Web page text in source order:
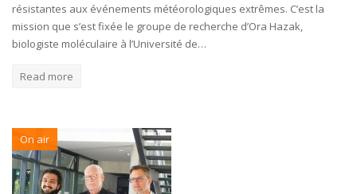
résistantes aux événements météorologiques extrêmes. C’est la
mission que s’est fixée le groupe de recherche d’Ora Hazak,
biologiste moléculaire à l’Université de…
Read more
On air